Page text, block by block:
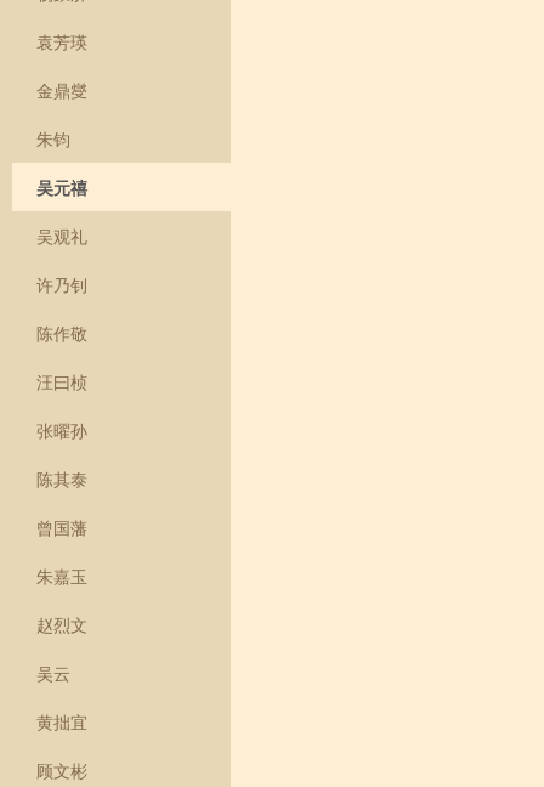
袁芳瑛
金鼎燮
朱钧
吴元禧
吴观礼
许乃钊
陈作敬
汪曰桢
张曜孙
陈其泰
曾国藩
朱嘉玉
赵烈文
吴云
黄拙宜
顾文彬